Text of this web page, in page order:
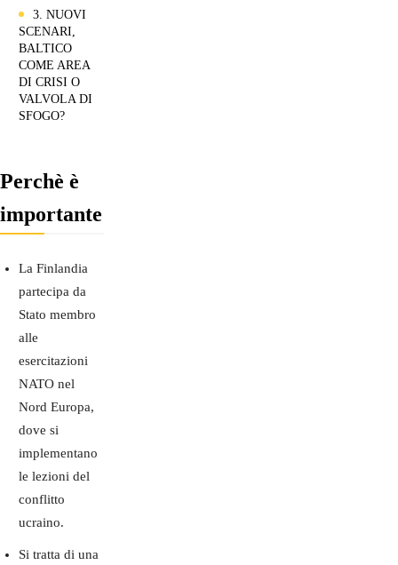
3. NUOVI
SCENARI,
BALTICO
COME AREA
DI CRISI O
VALVOLA DI
SFOGO?
Perchè è
importante
La Finlandia
partecipa da
Stato membro
alle
esercitazioni
NATO nel
Nord Europa,
dove si
implementano
le lezioni del
conflitto
ucraino.
Si tratta di una